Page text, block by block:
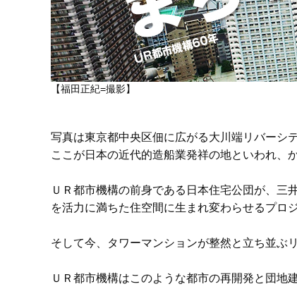
【福田正紀=撮影】
写真は東京都中央区佃に広がる大川端リバーシテ
ここが日本の近代的造船業発祥の地といわれ、
ＵＲ都市機構の前身である日本住宅公団が、
を活力に満ちた住空間に生まれ変わらせるプロ
そして今、タワーマンションが整然と立ち並ぶ
ＵＲ都市機構はこのような都市の再開発と団